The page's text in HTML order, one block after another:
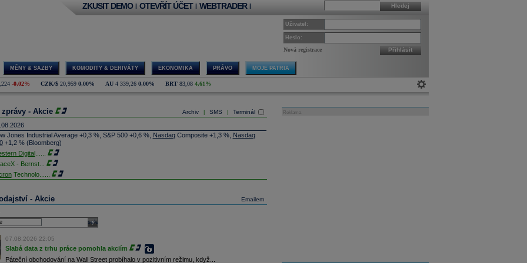
Hledej
ZKUSIT DEMO | OTEVŘÍT ÚČET | WEBTRADER |
Uživatel:
Heslo:
Nová registrace Přihlásit
MĚNY & SAZBY KOMODITY & DERIVÁTY EKONOMIKA PRÁVO MOJE PATRIA
-0,02% CZK/$ 20,959 0,00% AU 4 339,26 0,00% BRT 83,08 4,61%
Archiv SMS Terminál
zprávy - Akcie
Jones Industrial Average +0,3 %, S&P 500 +0,6 %, NasdaqComposite +1,3 %, Nasdaq
+1,2 % (Bloomberg)
Digital......
- Bernst...
Technolo......
obchodů s akciemi na pražské burze za dnešní den je 0,831 mld. Kč. Průměrný objem
za poslední rok je 0,665 mld. Kč.
výroby balistických střel ATACMS ve spolupráci s americkou firmou
dobu potrvá. Agentuře Reuters to řekl generální ředitel německé zbrojovky
Papperger. Společná výroba s Lockheedem v Německu by podle něj mohla pomoci
arzenál Spojeným státům, které mají zvýšenou spotřebu střel kvůli válce s Íránem
Emailem
- Akcie
select
07.08.2026 22:05
Slabá data z trhu práce pomohla akciím
Páteční obchodování na Wall Street probíhalo v pozitivním režimu, když...
Reklama